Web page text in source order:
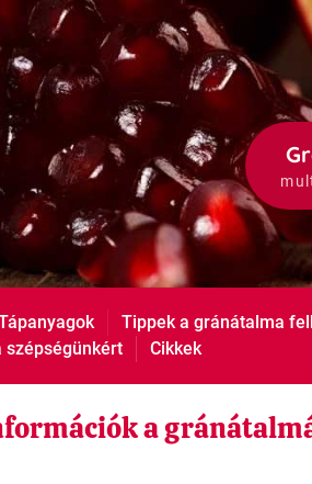
Tippek a gránátalma
szépségünkért
Cikkek
a